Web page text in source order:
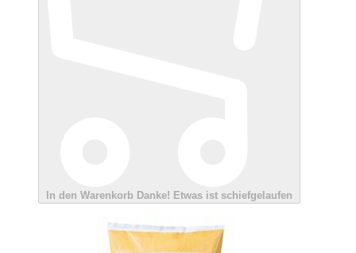
In den Warenkorb Danke! Etwas ist schiefgelaufen